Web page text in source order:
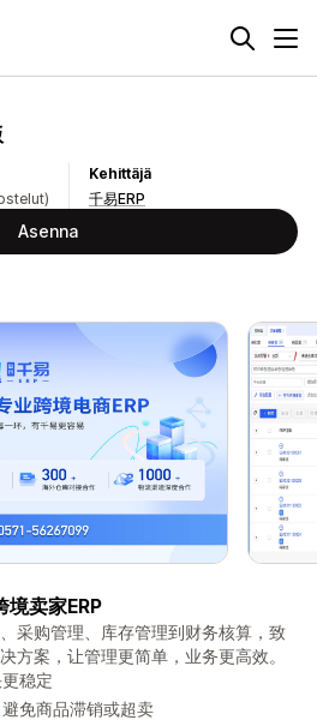
Kehittäjä
千易ERP
Asenna
境卖家ERP
采购管理、库存管理到财务核算，致
方案，让管理更简单，业务更高效。
稳定
免商品滞销或超卖